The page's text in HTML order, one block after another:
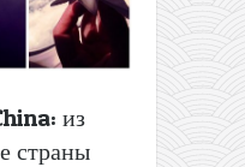
из
страны